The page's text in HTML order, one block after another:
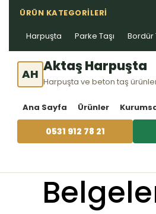
ÜRÜN KATEGORILERI
Harpuşta Parke Taşı Bordür
AH Aktaş Harpuşta
Harpuşta ve beton taş
Ana Sayfa Ürünler
0531 912 78 21